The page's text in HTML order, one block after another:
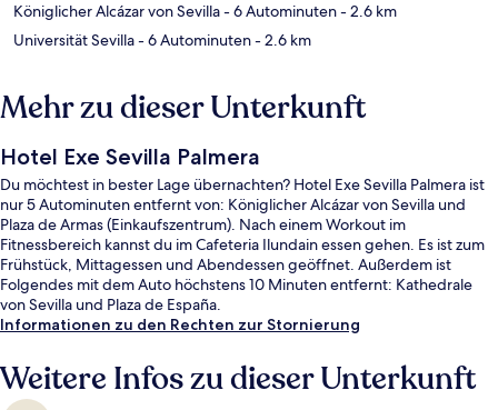
Königlicher Alcázar von Sevilla- 6 Autominuten- 2.6 km
Universität Sevilla- 6 Autominuten- 2.6 km
Mehr zu dieser Unterkunft
Hotel Exe Sevilla Palmera
Du möchtest in bester Lage übernachten? Hotel Exe Sevilla Palmera ist
nur 5 Autominuten entfernt von: Königlicher Alcázar von Sevilla und
Plaza de Armas (Einkaufszentrum). Nach einem Workout im
Fitnessbereich kannst du im Cafeteria Ilundain essen gehen. Es ist zum
Frühstück, Mittagessen und Abendessen geöffnet. Außerdem ist
Folgendes mit dem Auto höchstens 10 Minuten entfernt: Kathedrale
von Sevilla und Plaza de España.
Informationen zu den Rechten zur Stornierung
Weitere Infos zu dieser Unterkunft